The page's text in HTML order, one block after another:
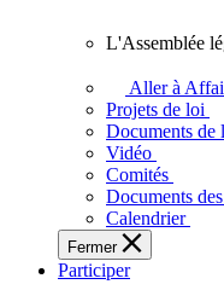
l'Ontario.
législative
adopte
touchent
vie
des
Ontariennes
L'Assemblée
Aller à
Projets de loi
Documents de
Vidéo
Comités
Documents
Calendrier
Fermer
Participer